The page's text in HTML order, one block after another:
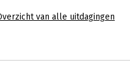
van alle uitdagingen